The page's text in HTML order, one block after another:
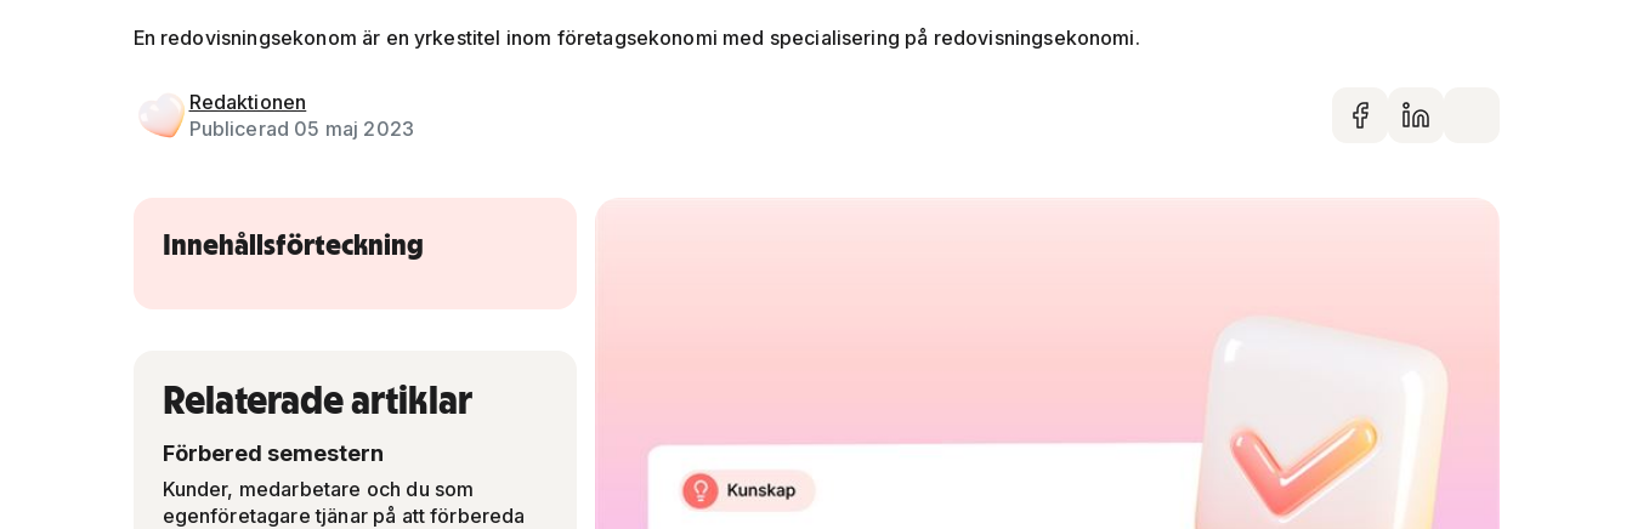
En redovisningsekonom är en yrkestitel inom företagsekonomi med specialisering på redovisningsekonomi.
Redaktionen
Publicerad 05 maj 2023
Dela på
Dela på
Gå vidare till artikelns
Innehållsförteckning
Relaterade artiklar
Förbered semestern
Kunder, medarbetare och du som
egenföretagare tjänar på att förbereda